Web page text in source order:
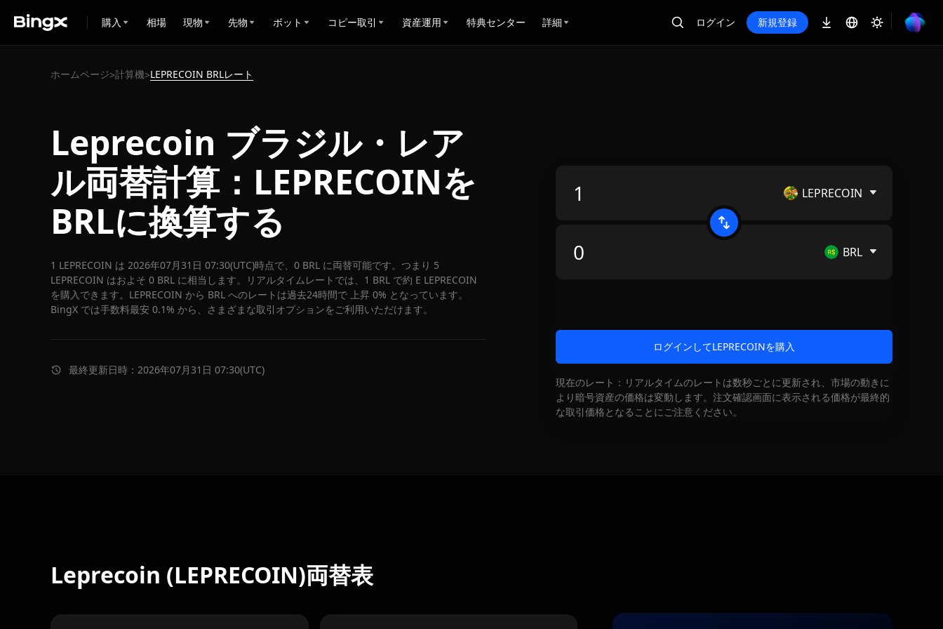
購入 相場 現物 先物 ボット コピー取引 資産運用 特典センター 詳細 ログイン 新規登録
ホームページ>計算機>LEPRECOIN BRLレート
Leprecoin ブラジル・レア
ル両替計算：LEPRECOINを
BRLに換算する
1 LEPRECOIN は 2026年07月31日 07:30(UTC)時点で、0 BRL に両替可能です。つまり 5
LEPRECOIN はおよそ 0 BRL に相当します。リアルタイムレートでは、1 BRL で約 E LEPRECOIN
を購入できます。LEPRECOIN から BRL へのレートは過去24時間で 上昇 0% となっています。
BingX では手数料最安 0.1% から、さまざまな取引オプションをご利用いただけます。
最終更新日時：2026年07月31日 07:30(UTC)
LEPRECOIN
BRL
ログインしてLEPRECOINを購入
現在のレート：リアルタイムのレートは数秒ごとに更新され、市場の動きに
より暗号資産の価格は変動します。注文確認画面に表示される価格が最終的
な取引価格となることにご注意ください。
Leprecoin (LEPRECOIN)両替表